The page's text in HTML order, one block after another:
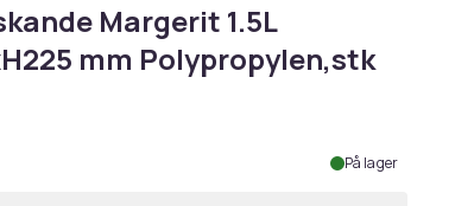
Margerit 1.5L
mm Polypropylen,stk
På lager